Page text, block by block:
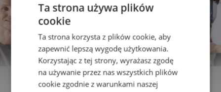
Ta strona używa plików
cookie
Ta strona korzysta z plików cookie, aby
zapewnić lepszą wygodę użytkowania.
Korzystając z tej strony, wyrażasz zgodę
na używanie przez nas wszystkich plików
cookie zgodnie z warunkami naszej